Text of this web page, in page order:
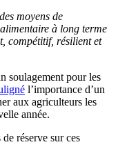
moyens de
à long terme
compétitif, résilient et
soulagement pour les
l’importance d’un
aux agriculteurs les
année.
réserve sur ces